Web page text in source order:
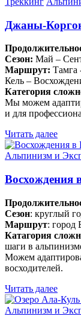
Джаны-
Сезон: Май –
Маршрут: Тамга
Кель –
Категория
Мы можем
и для
Читать далее
Альпинизм и
Восхождения
Сезон: круглый
Маршрут: город
Катагория
шаги в
Можем
восходителей.
Читать далее
Альпинизм и